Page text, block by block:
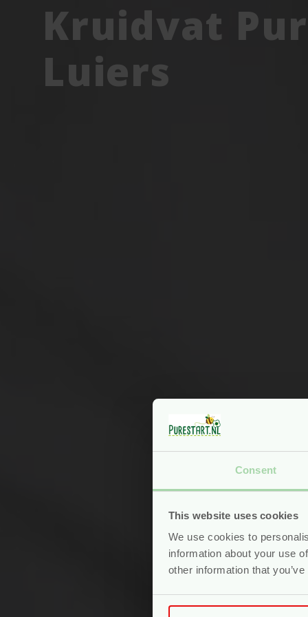
Consent
This website uses cookies
We use cookies to
information about your use
other information that
Kruidvat
Luiers